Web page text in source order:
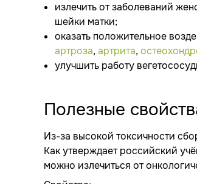
излечить от заболеваний
шейки матки;
оказать положительное
артроза,артрита,
улучшить работу
Полезные
Из-за высокой токсичности
Как утверждает российский
можно излечиться от